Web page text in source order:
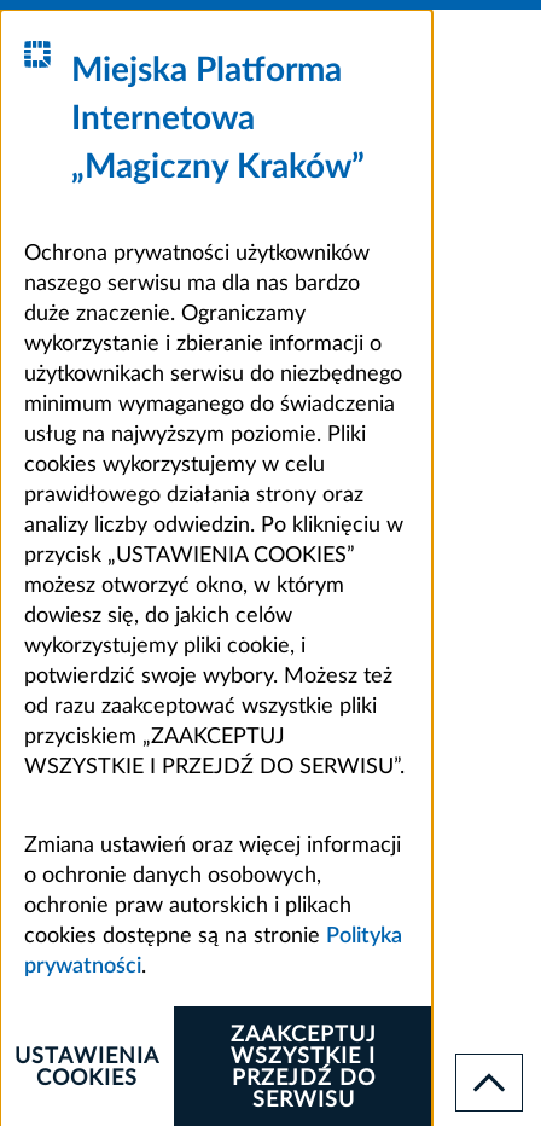
Miejska Platforma
Internetowa
„Magiczny Kraków”
Ochrona prywatności użytkowników
naszego serwisu ma dla nas bardzo
duże znaczenie. Ograniczamy
wykorzystanie i zbieranie informacji o
użytkownikach serwisu do niezbędnego
minimum wymaganego do świadczenia
usług na najwyższym poziomie. Pliki
cookies wykorzystujemy w celu
prawidłowego działania strony oraz
analizy liczby odwiedzin. Po kliknięciu w
przycisk „USTAWIENIA COOKIES”
możesz otworzyć okno, w którym
dowiesz się, do jakich celów
wykorzystujemy pliki cookie, i
potwierdzić swoje wybory. Możesz też
od razu zaakceptować wszystkie pliki
przyciskiem „ZAAKCEPTUJ
WSZYSTKIE I PRZEJDŹ DO SERWISU”.
Zmiana ustawień oraz więcej informacji
o ochronie danych osobowych,
ochronie praw autorskich i plikach
cookies dostępne są na stronie Polityka
prywatności.
ZAAKCEPTUJ
WSZYSTKIE I
PRZEJDŹ DO
SERWISU
USTAWIENIA
COOKIES